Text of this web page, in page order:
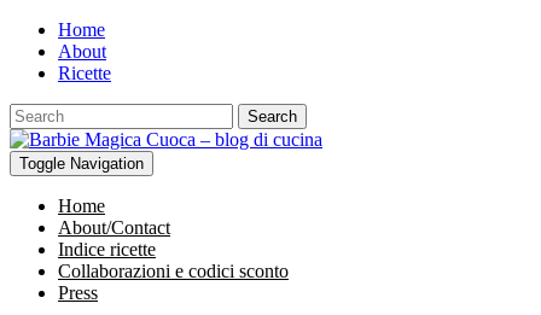
Home
About
Ricette
Search
Toggle Navigation
Home
About/Contact
Indice ricette
Collaborazioni e codici sconto
Press